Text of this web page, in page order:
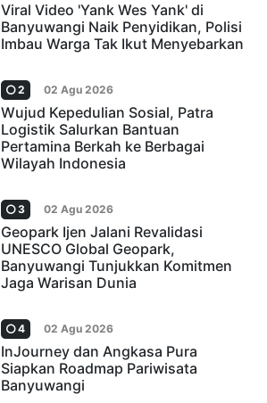
Viral Video 'Yank Wes Yank' di
Banyuwangi Naik Penyidikan, Polisi
Imbau Warga Tak Ikut Menyebarkan
2 02 Agu 2026
Wujud Kepedulian Sosial, Patra
Logistik Salurkan Bantuan
Pertamina Berkah ke Berbagai
Wilayah Indonesia
3 02 Agu 2026
Geopark Ijen Jalani Revalidasi
UNESCO Global Geopark,
Banyuwangi Tunjukkan Komitmen
Jaga Warisan Dunia
4 02 Agu 2026
InJourney dan Angkasa Pura
Siapkan Roadmap Pariwisata
Banyuwangi